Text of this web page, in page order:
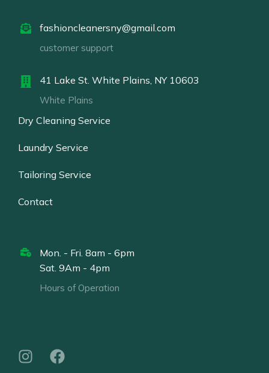
fashioncleanersny@gmail.com
customer support
41 Lake St. White Plains, NY 10603
White Plains
Dry Cleaning Service
Laundry Service
Tailoring Service
Contact
Mon. - Fri. 8am - 6pm
Sat. 9Am - 4pm
Hours of Operation